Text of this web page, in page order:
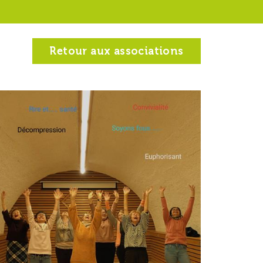
Retour aux associations